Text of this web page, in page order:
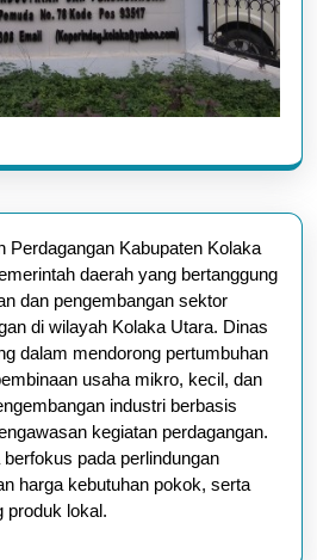
Perdagangan Kabupaten Kolaka
daerah yang bertanggung
dan pengembangan sektor
di wilayah Kolaka Utara. Dinas
dalam mendorong pertumbuhan
usaha mikro, kecil, dan
industri berbasis
kegiatan perdagangan.
pada perlindungan
harga kebutuhan pokok, serta
produk lokal.